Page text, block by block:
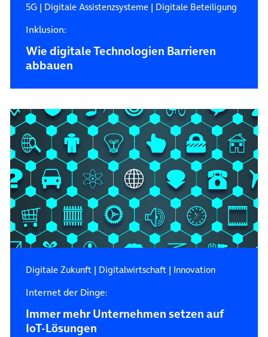
5G| Digitale Assistenzsysteme| Digitale Beteiligung
Inklusion:
Wie digitale Technologien Barrieren
abbauen
Digitale Zukunft| Digitalwirtschaft| Innovation
Internet der Dinge:
Immer mehr Unternehmen setzen auf
IoT-Lösungen